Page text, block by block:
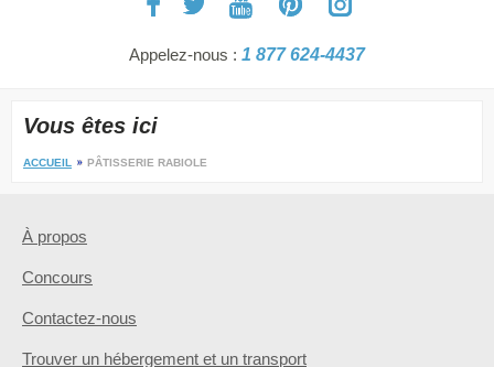
Appelez-nous : 1 877 624-4437
Vous êtes ici
ACCUEIL PÂTISSERIE RABIOLE
À propos
Concours
Contactez-nous
Trouver un hébergement et un transport